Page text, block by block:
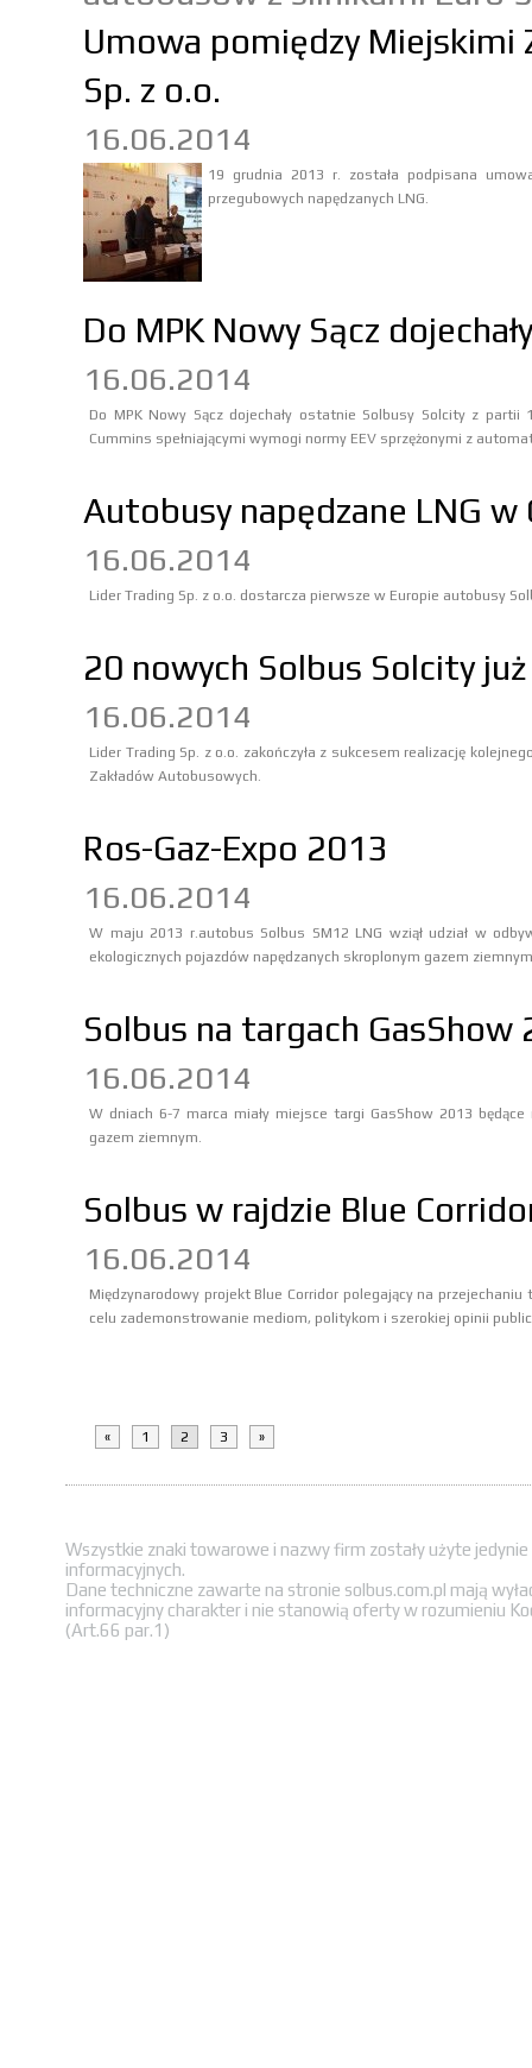
Umowa pomiędzy Miejskimi
Sp. z o.o.
16.06.2014
19 grudnia 2013 r. została podpisana
przegubowych napędzanych LNG.
Do MPK Nowy Sącz
16.06.2014
Do MPK Nowy Sącz dojechały ostatnie Solbusy Solcity z
Cummins spełniającymi wymogi normy EEV sprzężonymi z
Autobusy napędzane LNG w
16.06.2014
Lider Trading Sp. z o.o. dostarcza pierwsze w Europie autobusy
20 nowych Solbus Solcity
16.06.2014
Lider Trading Sp. z o.o. zakończyła z sukcesem realizację
Zakładów Autobusowych.
Ros-Gaz-Expo 2013
16.06.2014
W maju 2013 r.autobus Solbus SM12 LNG wziął udział w
ekologicznych pojazdów napędzanych skroplonym gazem
Solbus na targach GasShow
16.06.2014
W dniach 6-7 marca miały miejsce targi GasShow 2013
gazem ziemnym.
Solbus w rajdzie Blue
16.06.2014
Międzynarodowy projekt Blue Corridor polegający na
celu zademonstrowanie mediom, politykom i szerokiej opinii
« 1 2 3 »
Wszystkie znaki towarowe i nazwy firm zostały użyte jedynie
informacyjnych.
Dane techniczne zawarte na stronie solbus.com.pl mają
informacyjny charakter i nie stanowią oferty w rozumieniu
(Art.66 par.1)